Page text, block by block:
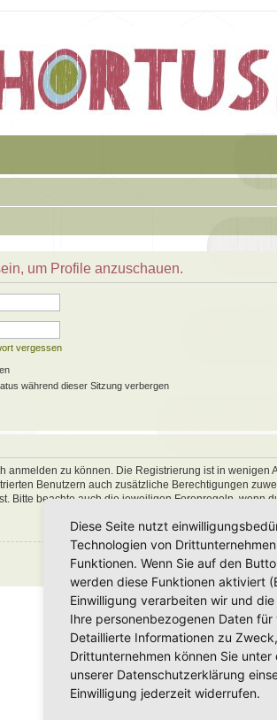
um Profile anzuschauen.
vergessen
während dieser Sitzung verbergen
anmelden zu können. Die Registrierung ist in
Benutzern auch zusätzliche Berechtigungen
Bitte beachte auch die jeweiligen Forenregeln, wenn
Diese Seite nutzt
Technologien von
Funktionen. Wenn Sie auf den
werden diese Funktionen aktiviert
Einwilligung verarbeiten wir und
Ihre personenbezogenen Daten
Detaillierte Informationen zu
Drittunternehmen können Sie
unserer Datenschutzerklärung
Einwilligung jederzeit widerrufen.